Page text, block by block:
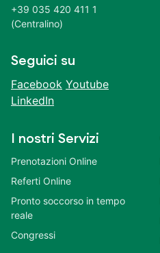
+39 035 420 411 1
(Centralino)
Seguici su
Facebook Youtube
LinkedIn
I nostri Servizi
Prenotazioni Online
Referti Online
Pronto soccorso in tempo
reale
Congressi